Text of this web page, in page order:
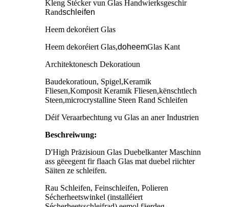
Kleng Stécker vun Glas Handwierksgeschir
Randschleifen
Heem dekoréiert Glas
Heem dekoréiert Glas,doheemGlas Kant
Architektonesch Dekoratioun
Baudekoratioun, Spigel,Keramik
Fliesen,Komposit Keramik Fliesen,kënschtlech
Steen,microcrystalline Steen Rand Schleifen
Déif Veraarbechtung vu Glas an aner Industrien
Beschreiwung:
D'High Präzisioun Glas Duebelkanter Maschinn
ass gëeegent fir flaach Glas mat duebel riichter
Säiten ze schleifen.
Rau Schleifen, Feinschleifen, Polieren
Sécherheetswinkel (installéiert